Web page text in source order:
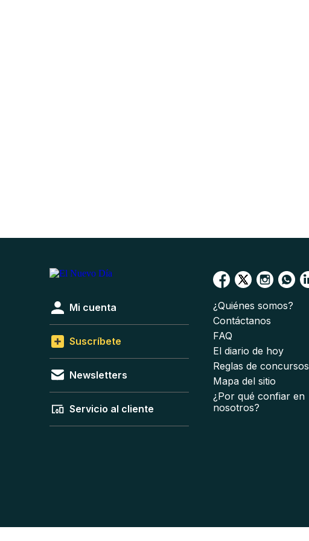
Mi cuenta
Suscríbete
Newsletters
Servicio al cliente
¿Quiénes somos?
Contáctanos
FAQ
El diario de hoy
Reglas de concursos
Mapa del sitio
¿Por qué confiar en
nosotros?